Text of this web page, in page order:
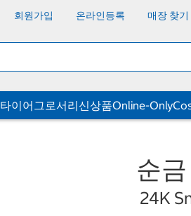
회원가입 온라인등록 매장 찾기
타이어그로서리신상품Online-Only
순
24K